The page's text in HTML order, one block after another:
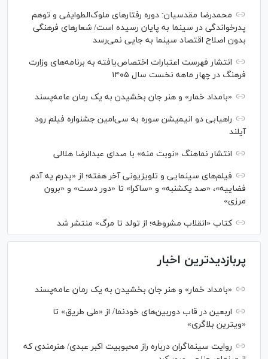
محمدرضا مقدسیان: دوره رفتارهای ملوک‌الطوایفی و توهم
پدرخواندگی در سینما به پایان رسیده است/ شعارهای فرهنگی
بدون اصلاح اقتصاد سینما به جایی نمی‌رسد
انتشار فهرست اعتبارات اختصاص‌یافته به برنامه‌های وزارت
فرهنگ در چهار ماهه نخست سال ۱۴۰۵
«بامداد خمار» و هنر جان بخشیدن به یک رمان عامه‌پسند
راهیابی دو انیمیشن سوره به سی‌امین جشنواره فیلم رود
آیلند
انتشار نماهنگ «نوبت منه» با صدای عبدالرضا هلالی
فیلم‌های سینمایی و تلویزیونی آخر هفته؛ از «پدرم یه آدم
فضاییه»، «صد یکشنبه» و «ساکرا» تا «دور دست» و «برون
مرزی»
کتاب «انقلاب مشروطه؛ از تولد تا مرگ» منتشر شد
پربازدیدترین اخبار
«بامداد خمار» و هنر جان بخشیدن به یک رمان عامه‌پسند
اربعین در قاب دوربین‌های خودنما/ از «طی طریق» تا
«ویترین بلاگری»
روایت سینماگران درباره راز محبوبیت اکبر عبدی/ هنرمندی که